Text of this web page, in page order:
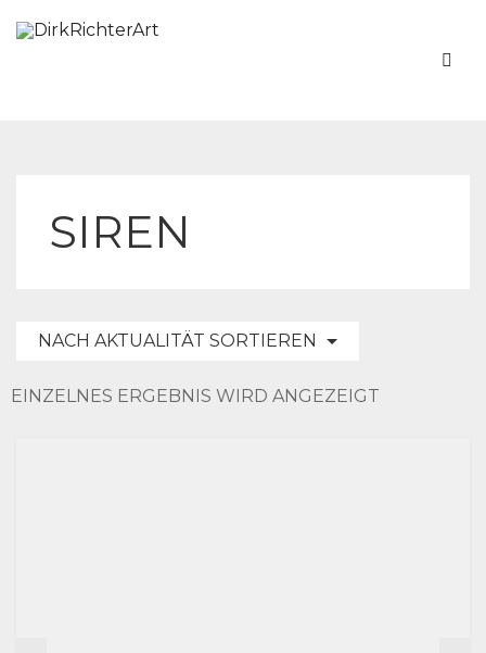
SIREN
NACH AKTUALITÄT SORTIEREN
EINZELNES ERGEBNIS WIRD ANGEZEIGT